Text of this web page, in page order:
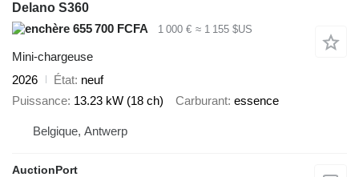
Delano S360
655 700 FCFA
1 000 € ≈ 1 155 $US
Mini-chargeuse
2026
État neuf
Puissance 13.23 kW (18 ch) Carburant essence
Belgique, Antwerp
AuctionPort